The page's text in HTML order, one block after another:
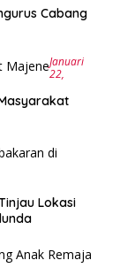
Cabang
Januari
22,
Lokasi